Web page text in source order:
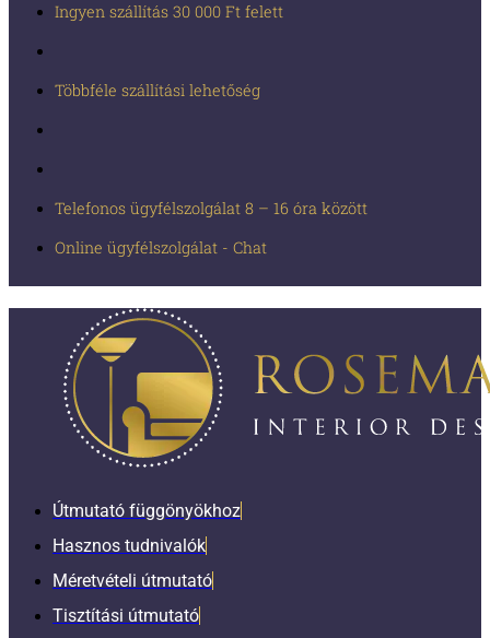
Ingyen szállítás 30 000 Ft felett
Többféle szállítási lehetőség
Telefonos ügyfélszolgálat 8 – 16 óra között
Online ügyfélszolgálat - Chat
Útmutató függönyökhoz
Hasznos tudnivalók
Méretvételi útmutató
Tisztítási útmutató